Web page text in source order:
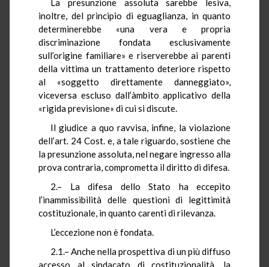
La presunzione assoluta sarebbe lesiva,
inoltre, del principio di eguaglianza, in quanto
determinerebbe «una vera e propria
discriminazione fondata esclusivamente
sull’origine familiare» e riserverebbe ai parenti
della vittima un trattamento deteriore rispetto
al «soggetto direttamente danneggiato»,
viceversa escluso dall’àmbito applicativo della
«rigida previsione» di cui si discute.
Il giudice a quo ravvisa, infine, la violazione
dell’art. 24 Cost. e, a tale riguardo, sostiene che
la presunzione assoluta, nel negare ingresso alla
prova contraria, comprometta il diritto di difesa.
2.– La difesa dello Stato ha eccepito
l’inammissibilità delle questioni di legittimità
costituzionale, in quanto carenti di rilevanza.
L’eccezione non è fondata.
2.1.– Anche nella prospettiva di un più diffuso
accesso al sindacato di costituzionalità, la